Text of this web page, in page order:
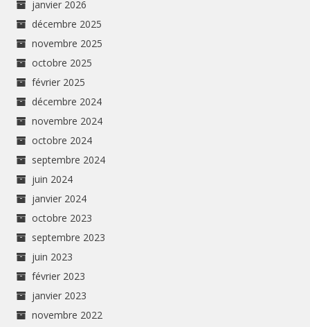
janvier 2026
décembre 2025
novembre 2025
octobre 2025
février 2025
décembre 2024
novembre 2024
octobre 2024
septembre 2024
juin 2024
janvier 2024
octobre 2023
septembre 2023
juin 2023
février 2023
janvier 2023
novembre 2022